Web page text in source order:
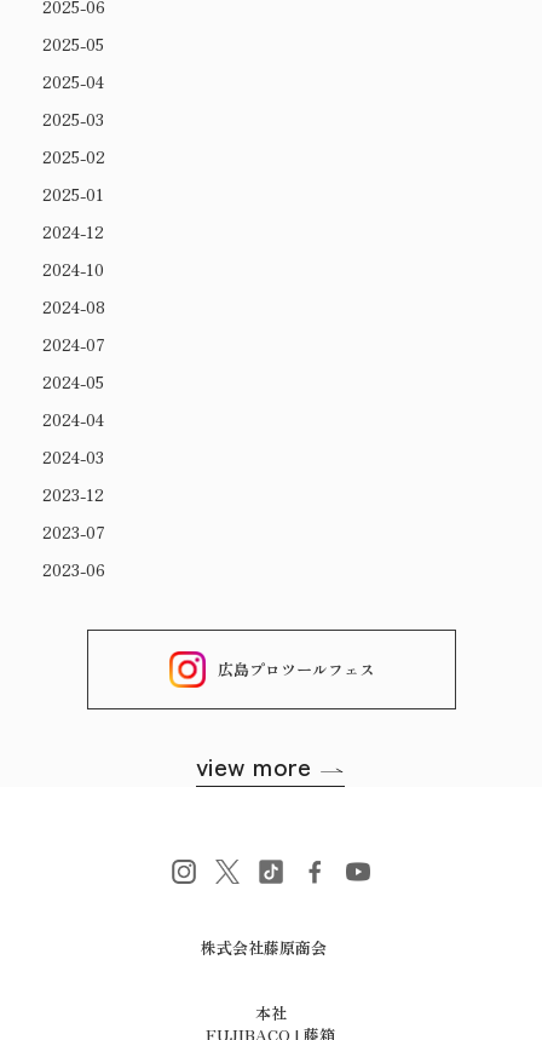
2025-06
2025-05
2025-04
2025-03
2025-02
2025-01
2024-12
2024-10
2024-08
2024-07
2024-05
2024-04
2024-03
2023-12
2023-07
2023-06
広島プロツールフェス
view more
株式会社藤原商会
​​​​​​​本社
FUJIBACO | 藤箱